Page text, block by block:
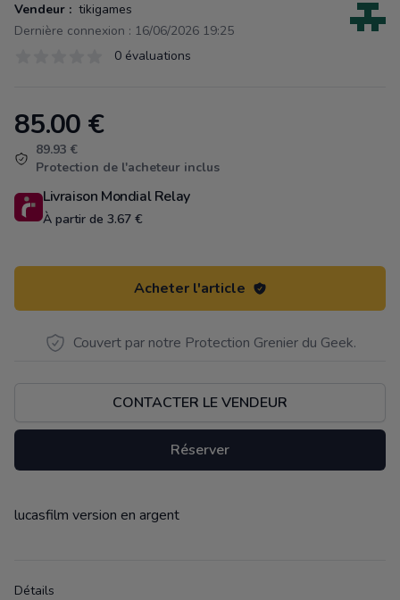
Vendeur : tikigames
Dernière connexion : 16/06/2026 19:25
0 évaluations
Product information
85.00 €
89.93 €
Protection de l'acheteur inclus
Livraison Mondial Relay
À partir de 3.67 €
Acheter l'article
Couvert par notre Protection Grenier du Geek.
CONTACTER LE VENDEUR
Réserver
Description
lucasfilm version en argent
Détails